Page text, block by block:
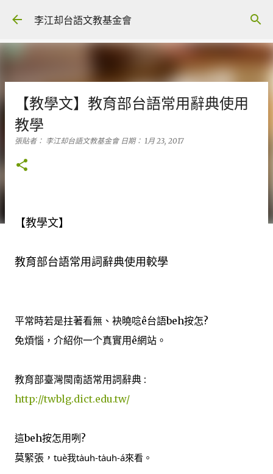
跳到主要內容
李江却台語文教基金會
【教學文】教育部台語常用辭典使用
教學
張貼者： 李江却台語文教基金會 日期： 1月 23, 2017
【教學文】
教育部台語常用詞辭典使用較學
平常時若是拄著看無、袂曉唸ê台語beh按怎?
免煩惱，介紹你一个真實用ê網站。
教育部臺灣閩南語常用詞辭典 :
http://twblg.dict.edu.tw/
這beh按怎用咧?
莫緊張， tuè我ta̍uh-ta̍uh-á來看。